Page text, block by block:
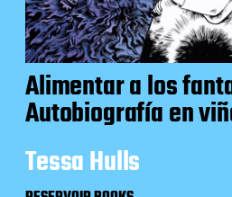
Alimentar a los
Autobiografía en
Tessa Hulls